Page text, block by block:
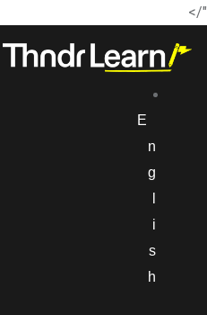
"/>
E
n
g
i
s
h